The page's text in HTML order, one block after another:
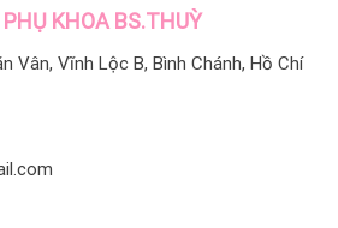
KHOA BS.THUỲ
Vân, Vĩnh Lộc B, Bình Chánh, Hồ Chí